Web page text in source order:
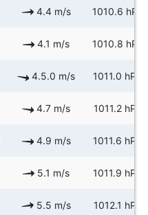
4.4 m/s 1010.6 hPa
4.1 m/s 1010.8 hPa
4.5.0 m/s 1011.0 hPa
4.7 m/s 1011.2 hPa
4.9 m/s 1011.6 hPa
5.1 m/s 1011.9 hPa
5.5 m/s 1012.1 hPa